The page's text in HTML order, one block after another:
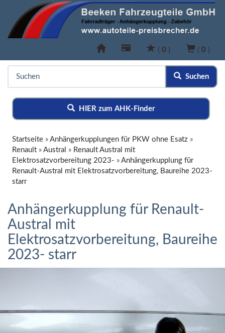
( 0 ) ( 0 )
Suchen
HIER zum AHK-Finder
Startseite » Anhängerkupplungen für PKW ohne Esatz »
Renault » Austral » Renault Austral mit
Elektrosatzvorbereitung 2023- » Anhängerkupplung für
Renault-Austral mit Elektrosatzvorbereitung, Baureihe 2023-
starr
Anhängerkupplung für Renault-
Austral mit
Elektrosatzvorbereitung, Baureihe
2023- starr